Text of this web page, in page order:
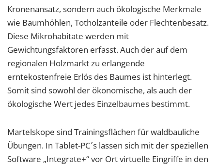
Kronenansatz, sondern auch ökologische Merkmale
wie Baumhöhlen, Totholzanteile oder Flechtenbesatz.
Diese Mikrohabitate werden mit
Gewichtungsfaktoren erfasst. Auch der auf dem
regionalen Holzmarkt zu erlangende
erntekostenfreie Erlös des Baumes ist hinterlegt.
Somit sind sowohl der ökonomische, als auch der
ökologische Wert jedes Einzelbaumes bestimmt.
Martelskope sind Trainingsflächen für waldbauliche
Übungen. In Tablet-PC´s lassen sich mit der speziellen
Software „Integrate+“ vor Ort virtuelle Eingriffe in den